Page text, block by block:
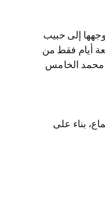
إلى حبيب
الخميس فاتح أبريل 2021، بعد أربعة أيام فقط من
محمد الخامس
بناء على